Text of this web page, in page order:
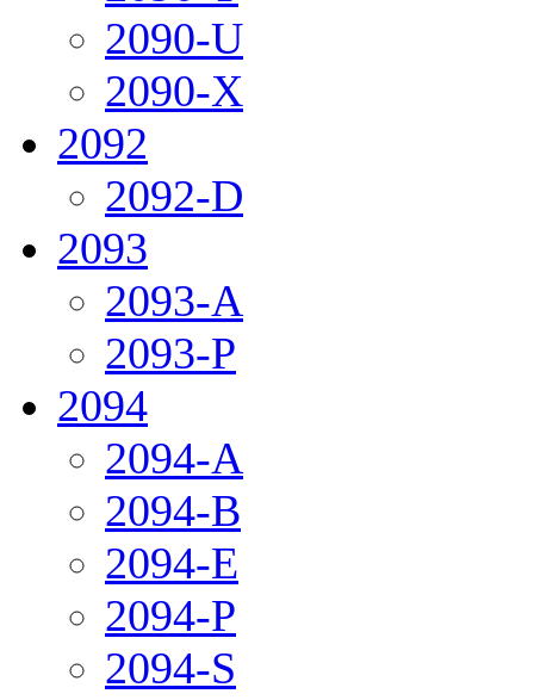
2090-U
2090-X
2092
2092-D
2093
2093-A
2093-P
2094
2094-A
2094-B
2094-E
2094-P
2094-S